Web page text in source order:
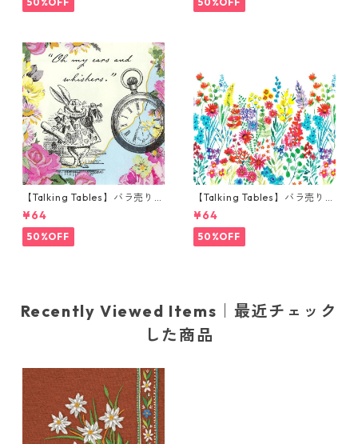
【Talking Tables】バラ売り1
枚 カクテルサイズ ペーパーナ
プキン TRULY ALICE ホワイト
¥64
50%OFF
【Talking Tables】バラ売り1
枚 ランチサイズ ペーパーナプ
キン MEADOW ホワイト
¥64
50%OFF
Recently Viewed Items｜最近チェック
した商品